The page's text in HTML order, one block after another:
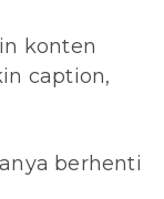
konten
caption,
berhenti